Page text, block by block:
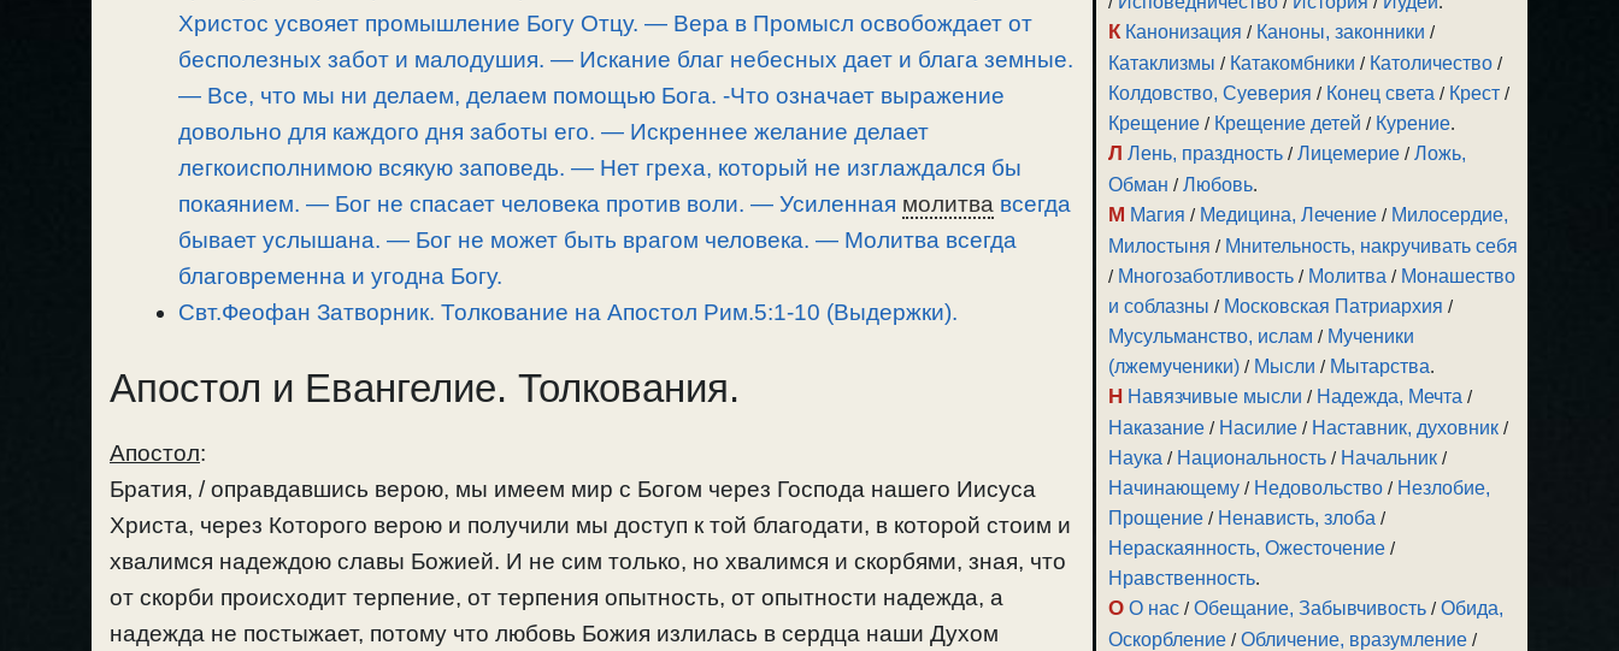
Христос усвояет промышление Богу Отцу. — Вера в Промысл освобождает от
бесполезных забот и малодушия. — Искание благ небесных дает и блага земные.
— Все, что мы ни делаем, делаем помощью Бога. -Что означает выражение
довольно для каждого дня заботы его. — Искреннее желание делает
легкоисполнимою всякую заповедь. — Нет греха, который не изглаждался бы
покаянием. — Бог не спасает человека против воли. — Усиленная молитва всегда
бывает услышана. — Бог не может быть врагом человека. — Молитва всегда
благовременна и угодна Богу.
Свт.Феофан Затворник. Толкование на Апостол Рим.5:1-10 (Выдержки).
Апостол и Евангелие. Толкования.
Апостол:
Братия, / оправдавшись верою, мы имеем мир с Богом через Господа нашего Иисуса
Христа, через Которого верою и получили мы доступ к той благодати, в которой стоим и
хвалимся надеждою славы Божией. И не сим только, но хвалимся и скорбями, зная, что
от скорби происходит терпение, от терпения опытность, от опытности надежда, а
надежда не постыжает, потому что любовь Божия излилась в сердца наши Духом
К Канонизация / Каноны, законники /
Катаклизмы / Катакомбники / Католичество /
Колдовство, Суеверия / Конец света / Крест /
Крещение / Крещение детей / Курение.
Л Лень, праздность /Лицемерие /Ложь,
Обман /Любовь.
М Магия / Медицина, Лечение / Милосердие,
Милостыня / Мнительность, накручивать себя
/ Многозаботливость / Молитва / Монашество
и соблазны / Московская Патриархия /
Мусульманство, ислам / Мученики
(лжемученики) / Мысли / Мытарства.
Н Навязчивые мысли / Надежда, Мечта /
Наказание / Насилие / Наставник, духовник /
Наука / Национальность / Начальник /
Начинающему / Недовольство / Незлобие,
Прощение / Ненависть, злоба /
Нераскаянность, Ожесточение /
Нравственность.
О О нас /Обещание, Забывчивость /Обида,
Оскорбление /Обличение, вразумление /